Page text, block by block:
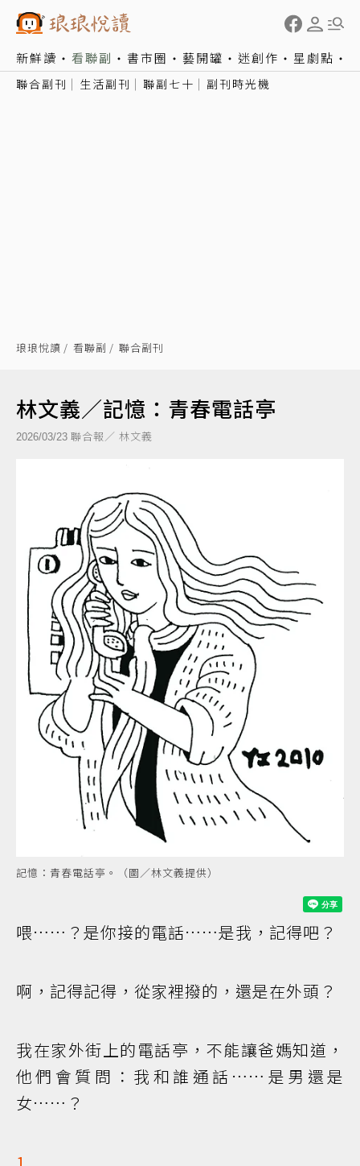
新鮮讀 看聯副 書市圈 藝開罐 迷創作 星劇點
聯合副刊 生活副刊 聯副七十 副刊時光機
琅琅悅讀 看聯副 聯合副刊
林文義／記憶：青春電話亭
2026/03/23 聯合報／ 林文義
記憶：青春電話亭。（圖／林文義提供）
喂……？是你接的電話……是我，記得吧？
啊，記得記得，從家裡撥的，還是在外頭？
我在家外街上的電話亭，不能讓爸媽知道，
他們會質問：我和誰通話……是男還是
女……？